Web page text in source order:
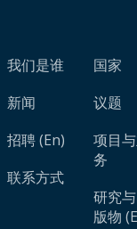
我们是谁
新闻
招聘 (En)
联系方式
国家
议题
项目
务
研究
版物